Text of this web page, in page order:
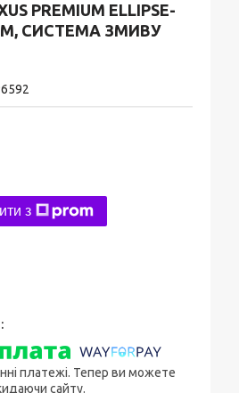
PREMIUM ELLIPSE-
СИСТЕМА ЗМИВУ
з
платежі. Тепер ви можете
сайту.